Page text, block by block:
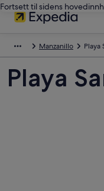
Fortsett til sidens
Manzanillo Playa
Playa